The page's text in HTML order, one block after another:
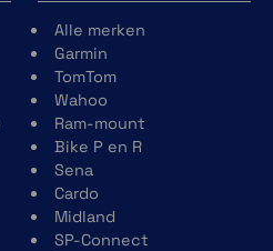
Alle merken
Garmin
TomTom
Wahoo
Ram-mount
Bike P en R
Sena
Cardo
Midland
SP-Connect